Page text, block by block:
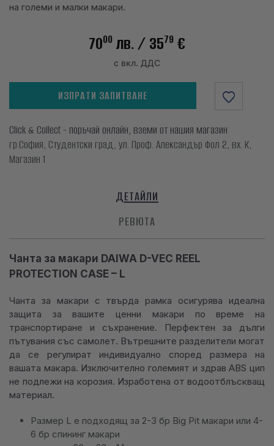
на големи и малки макари.
7000 лв./ 3579 €
с вкл. ДДС
ИЗПРАТИ ЗАПИТВАНЕ
Click & Collect - поръчай онлайн, вземи от нашия магазин
гр.София, Студентски град, ул. Проф. Александър Фол 2, вх. К,
Магазин 1
ДЕТАЙЛИ
РЕВЮТА
Чанта за макари DAIWA D-VEC REEL
PROTECTION CASE – L
Чанта за макари с твърда рамка осигурява идеална
защита за вашите ценни макари по време на
транспортиране и съхранение. Перфектен за дълги
пътувания със самолет. Вътрешните разделители могат
да се регулират индивидуално според размера на
вашата макара. Изключително големият и здрав ABS цип
не подлежи на корозия. Изработена от водоотблъскващ
материал.
Размер L e подходящ за 2-3 бр Big Pit макари или 4-
6 бр спининг макари